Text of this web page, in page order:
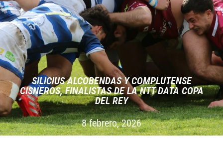
SILICIUS ALCOBENDAS Y COMPLUTENSE
CISNEROS, FINALISTAS DE LA NTT DATA COPA
DEL REY
8 febrero, 2026